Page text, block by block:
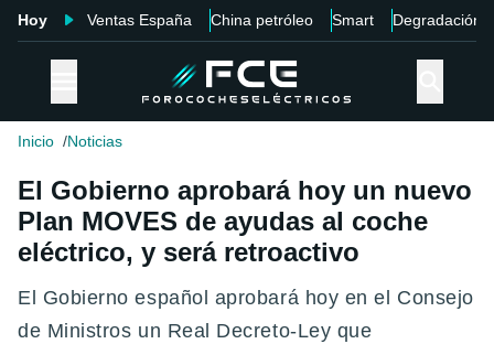
Hoy Ventas España China petróleo Smart Degradación
Inicio Noticias
El Gobierno aprobará hoy un nuevo
Plan MOVES de ayudas al coche
eléctrico, y será retroactivo
El Gobierno español aprobará hoy en el Consejo
de Ministros un Real Decreto-Ley que